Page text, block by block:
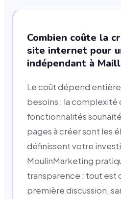
Combien coûte la
site internet pour
indépendant à
Le coût dépend
besoins : la
fonctionnalités
pages à créer sont les
définissent votre
MoulinMarketing
transparence : tout est
première discussion,